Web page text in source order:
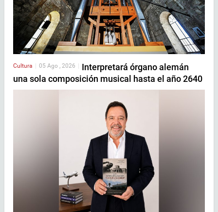
Cultura 05 Ago , 2026
Interpretará órgano alemán
una sola composición musical hasta el año 2640